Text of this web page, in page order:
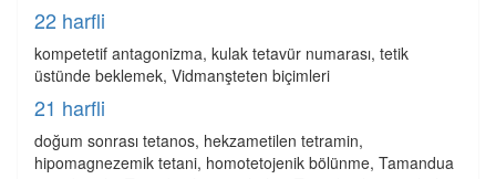
22 harfli
kompetetif antagonizma, kulak tetavür numarası, tetik
üstünde beklemek, Vidmanşteten biçimleri
21 harfli
doğum sonrası tetanos, hekzametilen tetramin,
hipomagnezemik tetani, homotetojenik bölünme, Tamandua